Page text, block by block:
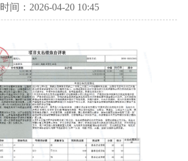
时间：2026-04-20 10:45